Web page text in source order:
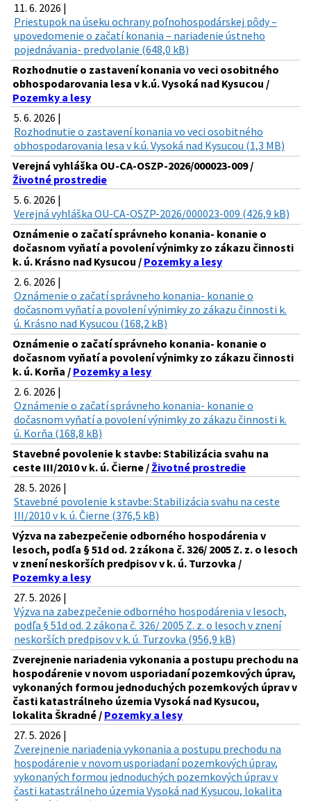
11. 6. 2026 |
Priestupok na úseku ochrany poľnohospodárskej pôdy –
upovedomenie o začatí konania – nariadenie ústneho
pojednávania- predvolanie (648,0 kB)
Rozhodnutie o zastavení konania vo veci osobitného
obhospodarovania lesa v k.ú. Vysoká nad Kysucou /
Pozemky a lesy
5. 6. 2026 |
Rozhodnutie o zastavení konania vo veci osobitného
obhospodarovania lesa v k.ú. Vysoká nad Kysucou (1,3 MB)
Verejná vyhláška OU-CA-OSZP-2026/000023-009 /
Životné prostredie
5. 6. 2026 |
Verejná vyhláška OU-CA-OSZP-2026/000023-009 (426,9 kB)
Oznámenie o začatí správneho konania- konanie o
dočasnom vyňatí a povolení výnimky zo zákazu činnosti
k. ú. Krásno nad Kysucou / Pozemky a lesy
2. 6. 2026 |
Oznámenie o začatí správneho konania- konanie o
dočasnom vyňatí a povolení výnimky zo zákazu činnosti k.
ú. Krásno nad Kysucou (168,2 kB)
Oznámenie o začatí správneho konania- konanie o
dočasnom vyňatí a povolení výnimky zo zákazu činnosti
k. ú. Korňa / Pozemky a lesy
2. 6. 2026 |
Oznámenie o začatí správneho konania- konanie o
dočasnom vyňatí a povolení výnimky zo zákazu činnosti k.
ú. Korňa (168,8 kB)
Stavebné povolenie k stavbe: Stabilizácia svahu na
ceste III/2010 v k. ú. Čierne / Životné prostredie
28. 5. 2026 |
Stavebné povolenie k stavbe: Stabilizácia svahu na ceste
III/2010 v k. ú. Čierne (376,5 kB)
Výzva na zabezpečenie odborného hospodárenia v
lesoch, podľa § 51d od. 2 zákona č. 326/ 2005 Z. z. o lesoch
v znení neskorších predpisov v k. ú. Turzovka /
Pozemky a lesy
27. 5. 2026 |
Výzva na zabezpečenie odborného hospodárenia v lesoch,
podľa § 51d od. 2 zákona č. 326/ 2005 Z. z. o lesoch v znení
neskorších predpisov v k. ú. Turzovka (956,9 kB)
Zverejnenie nariadenia vykonania a postupu prechodu na
hospodárenie v novom usporiadaní pozemkových úprav,
vykonaných formou jednoduchých pozemkových úprav v
časti katastrálneho územia Vysoká nad Kysucou,
lokalita Škradné / Pozemky a lesy
27. 5. 2026 |
Zverejnenie nariadenia vykonania a postupu prechodu na
hospodárenie v novom usporiadaní pozemkových úprav,
vykonaných formou jednoduchých pozemkových úprav v
časti katastrálneho územia Vysoká nad Kysucou, lokalita